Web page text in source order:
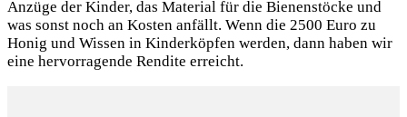
Anzüge der Kinder, das Material für die Bienenstöcke und
was sonst noch an Kosten anfällt. Wenn die 2500 Euro zu
Honig und Wissen in Kinderköpfen werden, dann haben wir
eine hervorragende Rendite erreicht.